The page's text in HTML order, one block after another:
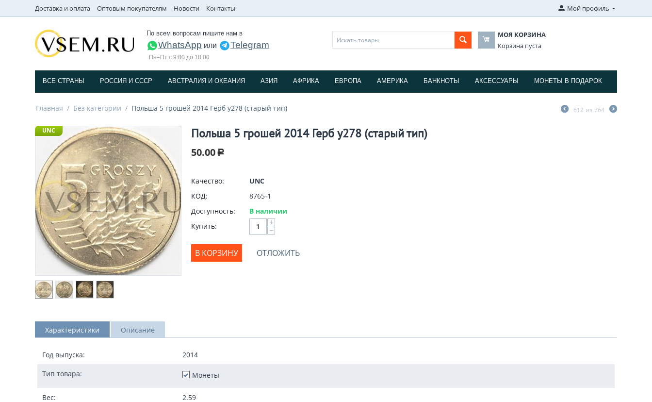
Доставка и оплата Оптовым покупателям Новости Контакты Мой профиль
По всем вопросам пишите нам в
WhatsApp или Telegram
Пн–Пт с 9:00 до 18:00
МОЯ КОРЗИНА
Корзина пуста
ВСЕ СТРАНЫ РОССИЯ И СССP АВСТРАЛИЯ И ОКЕАНИЯ АЗИЯ АФРИКА ЕВРОПА АМЕРИКА БАНКНОТЫ АКСЕССУАРЫ МОНЕТЫ В ПОДАРОК
Главная / Без категории / Польша 5 грошей 2014 Герб y278 (старый тип) 612 из 764
UNC Польша 5 грошей 2014 Герб y278 (старый тип)
50.00 Р
Качество:
UNC
КОД:
8765-1
Доступность:
В наличии
Купить:
+
−
В КОРЗИНУ ОТЛОЖИТЬ
Характеристики Описание
Год выпуска: 2014
Тип товара: Монеты
Вес: 2.59